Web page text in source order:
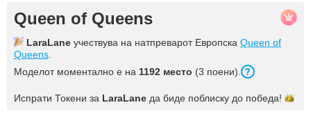
Queen of Queens
LaraLane учествува на натпреварот Европска Queen of
Queens
Моделот моментално е на 1192 место (3 поени).
Испрати Токени за LaraLane да биде поблиску до победа!